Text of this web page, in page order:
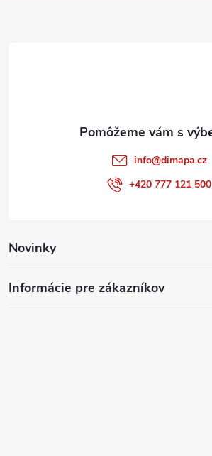
Novinky
Informácie pre zákazníkov
info@dimapa.cz
+420 777 121 500